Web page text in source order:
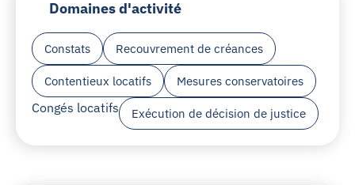
Domaines d'activité
Constats Recouvrement de créances
Contentieux locatifs Mesures conservatoires
Congés locatifs Exécution de décision de justice